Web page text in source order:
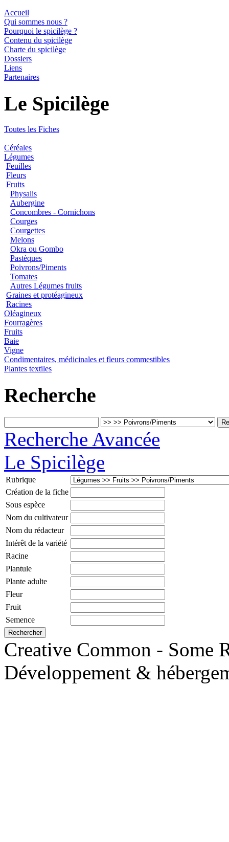
Accueil
Qui sommes nous ?
Pourquoi le spicilège ?
Contenu du spicilège
Charte du spicilège
Dossiers
Liens
Partenaires
Le Spicilège
Toutes les Fiches
Céréales
Légumes
Feuilles
Fleurs
Fruits
Physalis
Aubergine
Concombres - Cornichons
Courges
Courgettes
Melons
Okra ou Gombo
Pastèques
Poivrons/Piments
Tomates
Autres Légumes fruits
Graines et protéagineux
Racines
Oléagineux
Fourragères
Fruits
Baie
Vigne
Condimentaires, médicinales et fleurs commestibles
Plantes textiles
Recherche
Recherche Avancée
Le Spicilège
Rubrique
Création de la fiche
Sous espèce
Nom du cultivateur
Nom du rédacteur
Intérêt de la variété
Racine
Plantule
Plante adulte
Fleur
Fruit
Semence
Creative Common - Some
Développement &